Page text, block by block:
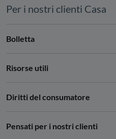
Per i nostri clienti Casa
Bolletta
Risorse utili
Diritti del consumatore
Pensati per i nostri clienti